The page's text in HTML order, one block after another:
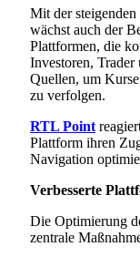
Mit der
wächst auch der
Plattformen, die
Investoren, Trader
Quellen, um
zu verfolgen.
RTL Point
Plattform ihren
Navigation
Verbesserte
Die Optimierung
zentrale